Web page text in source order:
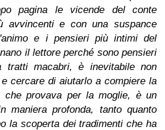
pagina le vicende del conte
avvincenti e con una suspance
e i pensieri più intimi del
il lettore perché sono pensieri
tratti macabri, è inevitabile non
cercare di aiutarlo a compiere la
che provava per la moglie, è un
maniera profonda, tanto quanto
la scoperta dei tradimenti che ha